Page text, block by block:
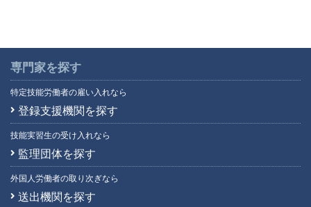
専門家を探す
特定技能労働者の雇い入れなら
登録支援機関を探す
技能実習生の受け入れなら
監理団体を探す
外国人労働者の取り次ぎなら
送出機関を探す